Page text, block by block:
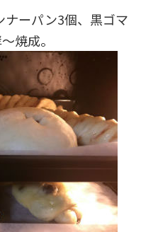
ナーパン3個、黒ゴマ
焼成。